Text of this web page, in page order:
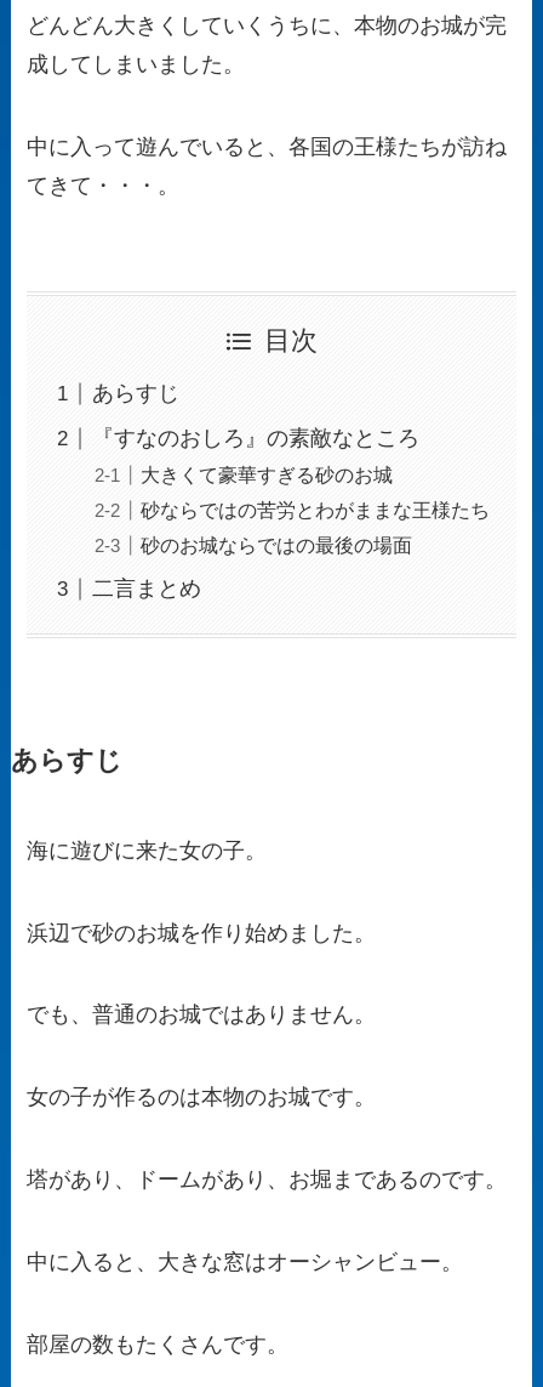
どんどん大きくしていくうちに、本物のお城が完
成してしまいました。
中に入って遊んでいると、各国の王様たちが訪ね
てきて・・・。
目次
あらすじ
『すなのおしろ』の素敵なところ
大きくて豪華すぎる砂のお城
砂ならではの苦労とわがままな王様たち
砂のお城ならではの最後の場面
二言まとめ
あらすじ
海に遊びに来た女の子。
浜辺で砂のお城を作り始めました。
でも、普通のお城ではありません。
女の子が作るのは本物のお城です。
塔があり、ドームがあり、お堀まであるのです。
中に入ると、大きな窓はオーシャンビュー。
部屋の数もたくさんです。